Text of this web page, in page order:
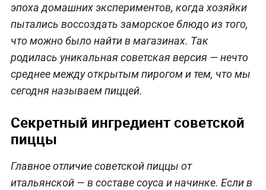
эпоха домашних экспериментов, когда хозяйки
пытались воссоздать заморское блюдо из того,
что можно было найти в магазинах. Так
родилась уникальная советская версия — нечто
среднее между открытым пирогом и тем, что мы
сегодня называем пиццей.
Секретный ингредиент советской
пиццы
Главное отличие советской пиццы от
итальянской — в составе соуса и начинке. Если в